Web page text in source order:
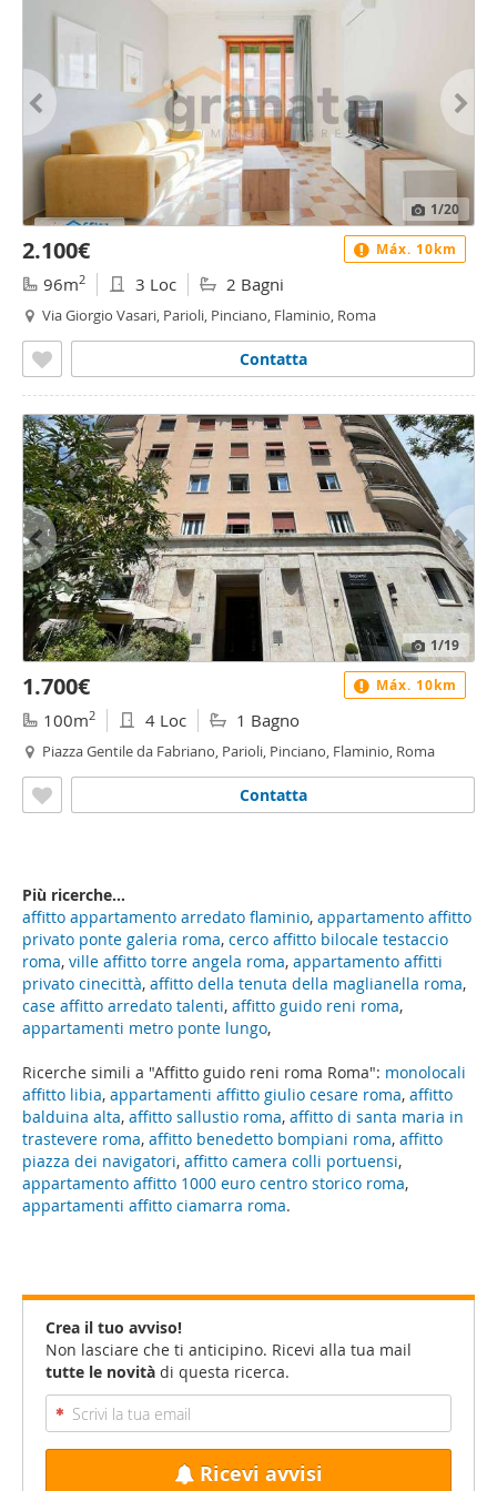
Ricerche simili a "Affitto guido reni roma Roma": monolocali
affitto libia, appartamenti affitto giulio cesare roma, affitto
balduina alta, affitto sallustio roma, affitto di santa maria in
trastevere roma, affitto benedetto bompiani roma, affitto
piazza dei navigatori, affitto camera colli portuensi,
appartamento affitto 1000 euro centro storico roma,
appartamenti affitto ciamarra roma.
1/20
2.100€
96m2 3 Loc 2 Bagni
Via Giorgio Vasari, Parioli, Pinciano, Flaminio, Roma
Contatta
Máx. 10km
1/19
1.700€
100m2 4 Loc 1 Bagno
Piazza Gentile da Fabriano, Parioli, Pinciano, Flaminio, Roma
Contatta
Máx. 10km
Più ricerche...
affitto appartamento arredato flaminio, appartamento affitto
privato ponte galeria roma, cerco affitto bilocale testaccio
roma, ville affitto torre angela roma, appartamento affitti
privato cinecittà, affitto della tenuta della maglianella roma,
case affitto arredato talenti, affitto guido reni roma,
appartamenti metro ponte lungo,
Crea il tuo avviso!
Non lasciare che ti anticipino. Ricevi alla tua mail
tutte le novità di questa ricerca.
Ricevi avvisi